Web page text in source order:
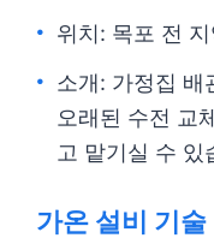
위치: 목포 전 지
소개: 가정집 배
오래된 수전 교
고 맡기실 수 있
가온 설비 기술